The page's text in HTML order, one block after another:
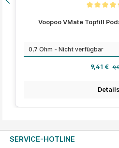
Voopoo VMate Topfill
Widerstandauswählen
9,41 €
Details
SERVICE-HOTLINE